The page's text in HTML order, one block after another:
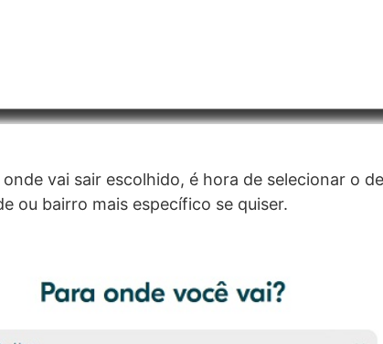
vai sair escolhido, é hora de selecionar o
ou bairro mais específico se quiser.